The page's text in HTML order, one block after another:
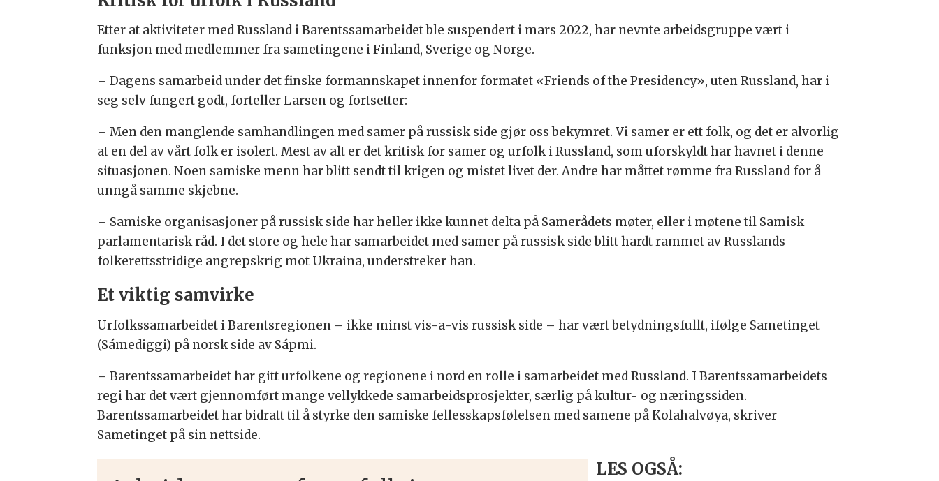
Etter at aktiviteter med Russland i Barentssamarbeidet ble suspendert i mars 2022, har nevnte arbeidsgruppe vært i
funksjon med medlemmer fra sametingene i Finland, Sverige og Norge.
– Dagens samarbeid under det finske formannskapet innenfor formatet «Friends of the Presidency», uten Russland, har i
seg selv fungert godt, forteller Larsen og fortsetter:
– Men den manglende samhandlingen med samer på russisk side gjør oss bekymret. Vi samer er ett folk, og det er alvorlig
at en del av vårt folk er isolert. Mest av alt er det kritisk for samer og urfolk i Russland, som uforskyldt har havnet i denne
situasjonen. Noen samiske menn har blitt sendt til krigen og mistet livet der. Andre har måttet rømme fra Russland for å
unngå samme skjebne.
– Samiske organisasjoner på russisk side har heller ikke kunnet delta på Samerådets møter, eller i møtene til Samisk
parlamentarisk råd. I det store og hele har samarbeidet med samer på russisk side blitt hardt rammet av Russlands
folkerettsstridige angrepskrig mot Ukraina, understreker han.
Et viktig samvirke
Urfolkssamarbeidet i Barentsregionen – ikke minst vis-a-vis russisk side – har vært betydningsfullt, ifølge Sametinget
(Sámediggi) på norsk side av Sápmi.
– Barentssamarbeidet har gitt urfolkene og regionene i nord en rolle i samarbeidet med Russland. I Barentssamarbeidets
regi har det vært gjennomført mange vellykkede samarbeidsprosjekter, særlig på kultur- og næringssiden.
Barentssamarbeidet har bidratt til å styrke den samiske fellesskapsfølelsen med samene på Kolahalvøya, skriver
Sametinget på sin nettside.
LES OGSÅ: